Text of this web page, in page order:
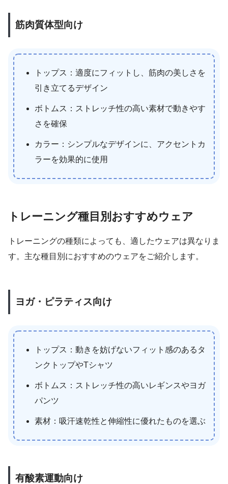
筋肉質体型向け
トップス：適度にフィットし、筋肉の美しさを
引き立てるデザイン
ボトムス：ストレッチ性の高い素材で動きやす
さを確保
カラー：シンプルなデザインに、アクセントカ
ラーを効果的に使用
トレーニング種目別おすすめウェア
トレーニングの種類によっても、適したウェアは異なりま
す。主な種目別におすすめのウェアをご紹介します。
ヨガ・ピラティス向け
トップス：動きを妨げないフィット感のあるタ
ンクトップやTシャツ
ボトムス：ストレッチ性の高いレギンスやヨガ
パンツ
素材：吸汗速乾性と伸縮性に優れたものを選ぶ
有酸素運動向け